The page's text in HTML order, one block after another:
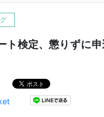
ト検定、懲りずに